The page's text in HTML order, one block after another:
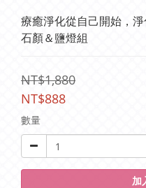
療癒淨化從自己開始，
石顏＆鹽燈組
NT$1,880
NT$888
數量
加